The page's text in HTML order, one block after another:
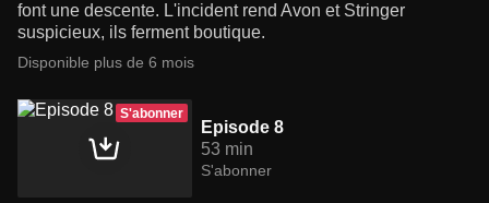
font une descente. L'incident rend Avon et Stringer
suspicieux, ils ferment boutique.
Disponible plus de 6 mois
S'abonner
Episode 8
53 min
S'abonner